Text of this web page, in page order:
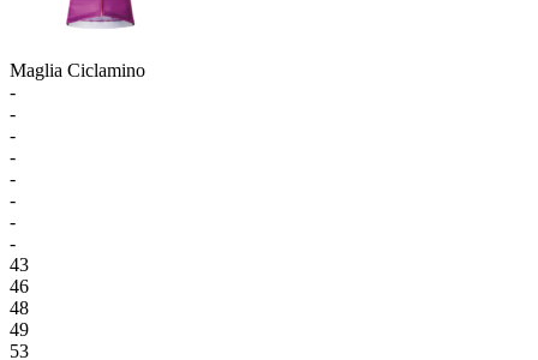
Maglia Ciclamino
-
-
-
-
-
-
-
-
43
46
48
49
53